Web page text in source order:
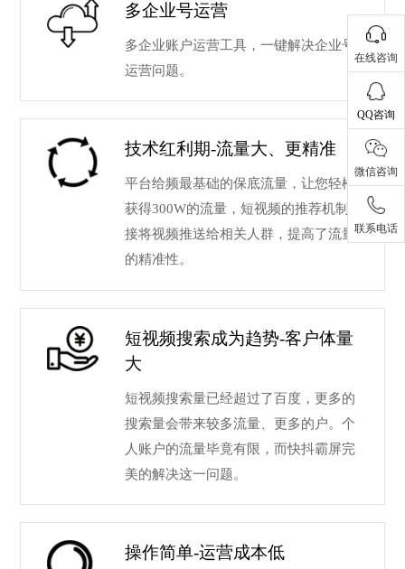
多企业号运营
多企业账户运营工具，一键解决企业号
运营问题。
技术红利期-流量大、更精准
平台给频最基础的保底流量，让您轻松
获得300W的流量，短视频的推荐机制直
接将视频推送给相关人群，提高了流量
的精准性。
短视频搜索成为趋势-客户体量
大
短视频搜索量已经超过了百度，更多的
搜索量会带来较多流量、更多的户。个
人账户的流量毕竟有限，而快抖霸屏完
美的解决这一问题。
操作简单-运营成本低
在线咨询
QQ咨询
微信咨询
联系电话